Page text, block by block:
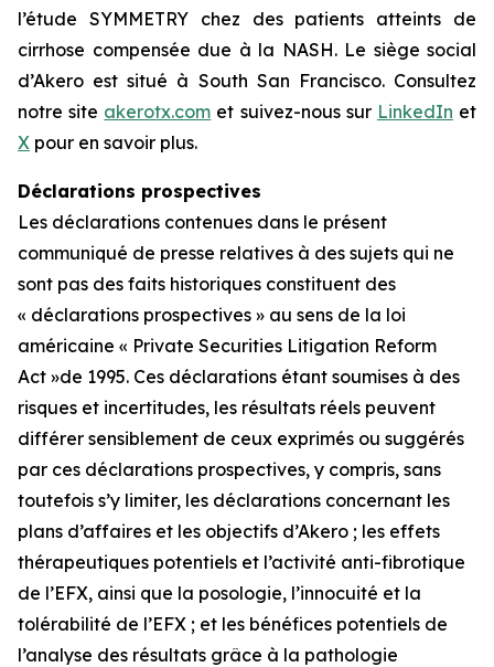
l’étude SYMMETRY chez des patients atteints de
cirrhose compensée due à la NASH. Le siège social
d’Akero est situé à South San Francisco. Consultez
notre site akerotx.com et suivez-nous sur LinkedIn et
X pour en savoir plus.
Déclarations prospectives
Les déclarations contenues dans le présent
communiqué de presse relatives à des sujets qui ne
sont pas des faits historiques constituent des
« déclarations prospectives » au sens de la loi
américaine « Private Securities Litigation Reform
Act »de 1995. Ces déclarations étant soumises à des
risques et incertitudes, les résultats réels peuvent
différer sensiblement de ceux exprimés ou suggérés
par ces déclarations prospectives, y compris, sans
toutefois s’y limiter, les déclarations concernant les
plans d’affaires et les objectifs d’Akero ; les effets
thérapeutiques potentiels et l’activité anti-fibrotique
de l’EFX, ainsi que la posologie, l’innocuité et la
tolérabilité de l’EFX ; et les bénéfices potentiels de
l’analyse des résultats grâce à la pathologie